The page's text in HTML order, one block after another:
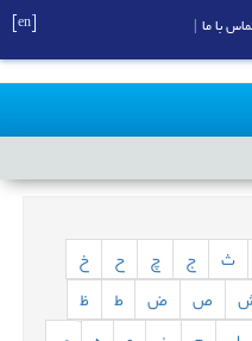
ث ج چ ح
خ
ص ض ط
ظ
با ما